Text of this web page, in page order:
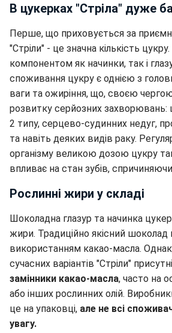
В цукерках "Стріла" дуже
Перше, що приховується за
"Стріли" - це значна кількість
компонентом як начинки, так і
споживання цукру є однією з
ваги та ожиріння, що, своєю
розвитку серйозних захворювань:
2 типу, серцево-судинних недуг,
та навіть деяких видів раку.
організму великою дозою цукру
впливає на стан зубів, спричиняючи
Рослинні жири у складі
Шоколадна глазур та начинка
жири. Традиційно якісний шоколад
використанням какао-масла.
сучасних варіантів "Стріли" присутні
замінники какао-масла, часто на
або інших рослинних олій.
це на упаковці, але не всі
увагу.